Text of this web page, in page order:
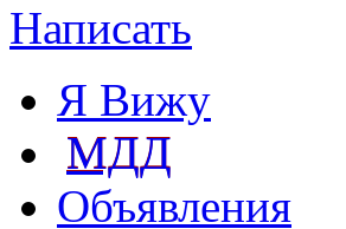
Написать
Я Вижу
МДД
Объявления